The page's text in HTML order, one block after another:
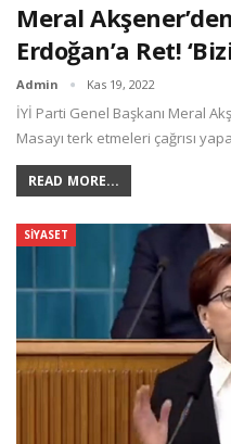
Meral
Erdoğan’a Ret!
Admin Kas 19, 2022
İYİ Parti Genel Başkanı Meral
Masayı terk etmeleri çağrısı
READ MORE...
SIYASET